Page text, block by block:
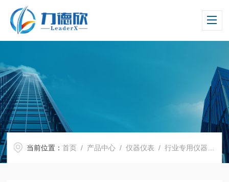
当前位置：首页 / 产品中心 /仪器仪表 /行业专用仪器仪表 /